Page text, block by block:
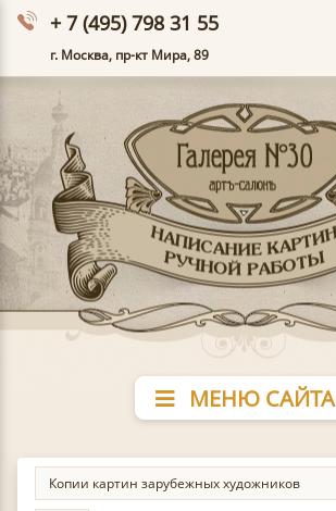
+ 7 (495) 798 31 55
г. Москва, пр-кт Мира, 89
МЕНЮ САЙТА